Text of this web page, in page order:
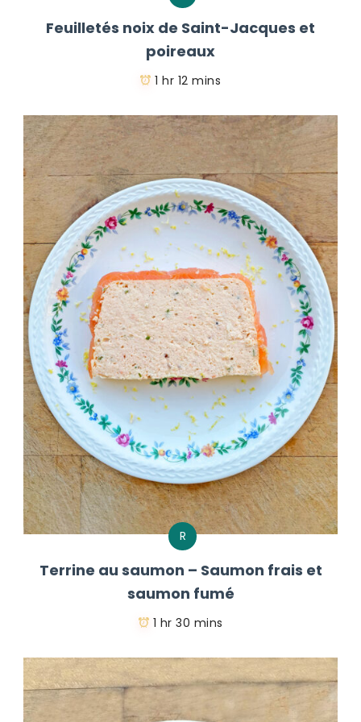
Feuilletés noix de Saint-Jacques et
poireaux
1 hr 12 mins
R
Terrine au saumon – Saumon frais et
saumon fumé
1 hr 30 mins